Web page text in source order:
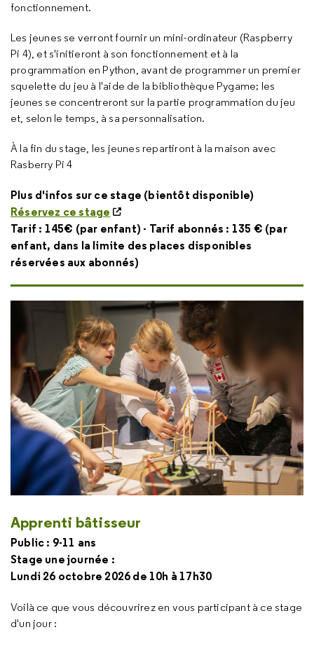
fonctionnement.
Les jeunes se verront fournir un mini-ordinateur (Raspberry
Pi 4), et s'initieront à son fonctionnement et à la
programmation en Python, avant de programmer un premier
squelette du jeu à l'aide de la bibliothèque Pygame; les
jeunes se concentreront sur la partie programmation du jeu
et, selon le temps, à sa personnalisation.
À la fin du stage, les jeunes repartiront à la maison avec
Rasberry Pi 4
Plus d'infos sur ce stage (bientôt disponible)
Réservez ce stage
Tarif : 145€ (par enfant) - Tarif abonnés : 135 € (par
enfant, dans la limite des places disponibles
réservées aux abonnés)
Apprenti bâtisseur
Public : 9-11 ans
Stage une journée :
Lundi 26 octobre 2026 de 10h à 17h30
Voilà ce que vous découvrirez en vous participant à ce stage
d'un jour :